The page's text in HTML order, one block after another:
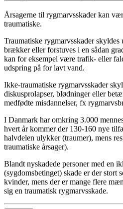
Årsagerne til rygmarvsskader kan
traumatiske.
Traumatiske rygmarvsskader
brækker eller forstuves i en sådan
kan for eksempel være trafik- eller
udspring på for lavt vand.
Ikke-traumatiske rygmarvsskader
diskusprolapser, blødninger eller
medfødte misdannelser, fx
I Danmark har omkring 3.000
hvert år kommer der 130-160 nye
halvdelen ulykker (traumer), mens
traumatiske årsager).
Blandt nyskadede personer med en
(sygdomsbetinget) skade er der stort
kvinder, mens der er mange flere
sig en traumatisk rygmarvsskade.